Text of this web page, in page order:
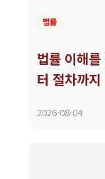
법률
법률 이해
터 절차까지
2026-08-04